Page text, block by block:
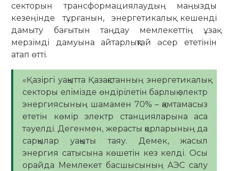
секторын трансформациялаудың маңызды
кезеңінде тұрғанын, энергетикалық кешенді
дамыту бағытын таңдау мемлекеттің ұзақ
мерзімді дамуына айтарлықтай әсер ететінін
атап өтті.
«Қазіргі уақытта Қазақстанның энергетикалық
секторы елімізде өндірілетін барлық электр
энергиясының шамамен 70% – қамтамасыз
ететін көмір электр станцияларына аса
тәуелді. Дегенмен, жерасты қорларының да
сарқылар уақыты таяу. Демек, жасыл
энергия сатысына көшетін кез келді. Осы
орайда Мемлекет басшысының АЭС салу